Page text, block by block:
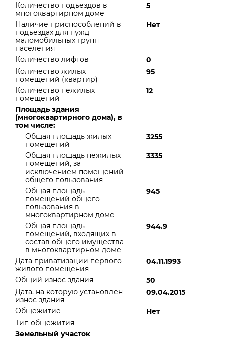
Количество подъездов в
многоквартирном доме
5
Наличие приспособлений в
подъездах для нужд
маломобильных групп
населения
Нет
Количество лифтов
0
Количество жилых
помещений (квартир)
95
Количество нежилых
помещений
12
Площадь здания
(многоквартирного дома), в
том числе:
Общая площадь жилых
помещений
3255
Общая площадь нежилых
помещений, за
исключением помещений
общего пользования
3335
Общая площадь
помещений общего
пользования в
многоквартирном доме
945
Общая площадь
помещений, входящих в
состав общего имущества
в многоквартирном доме
944.9
Дата приватизации первого
жилого помещения
04.11.1993
Общий износ здания
50
Дата, на которую установлен
износ здания
09.04.2015
Общежитие
Нет
Тип общежития
Земельный участок